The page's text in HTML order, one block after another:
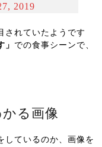
2019
されていたようです
」 での食事シーンで、
る画像
しているのか、画像を